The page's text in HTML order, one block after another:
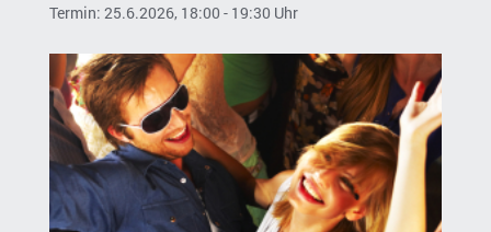
Termin: 25.6.2026, 18:00 - 19:30 Uhr